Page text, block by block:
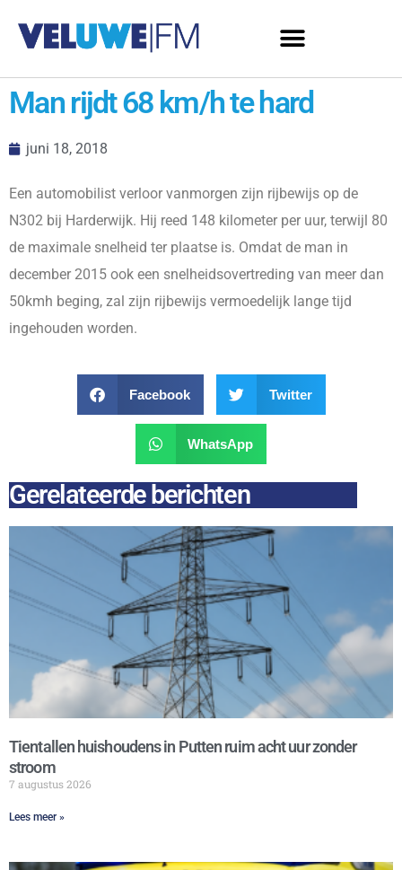
Man rijdt 68 km/h te hard
juni 18, 2018
Een automobilist verloor vanmorgen zijn rijbewijs op de
N302 bij Harderwijk. Hij reed 148 kilometer per uur, terwijl 80
de maximale snelheid ter plaatse is. Omdat de man in
december 2015 ook een snelheidsovertreding van meer dan
50kmh beging, zal zijn rijbewijs vermoedelijk lange tijd
ingehouden worden.
Facebook Twitter
WhatsApp
Gerelateerde berichten
Tientallen huishoudens in Putten ruim acht uur zonder
stroom
7 augustus 2026
Lees meer »